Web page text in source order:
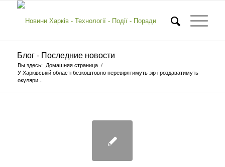
Блог - Последние новости
Вы здесь: Домашняя страница /
У Харківській області безкоштовно перевірятимуть зір і роздаватимуть
окуляри...